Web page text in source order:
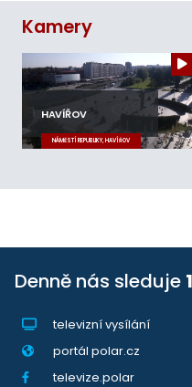
Kamery
HAVÍŘOV
NÁMĚSTÍ REPUBLIKY, HAVÍŘOV
Denně nás sleduje
televizní vysílání
portál polar.cz
televize.polar